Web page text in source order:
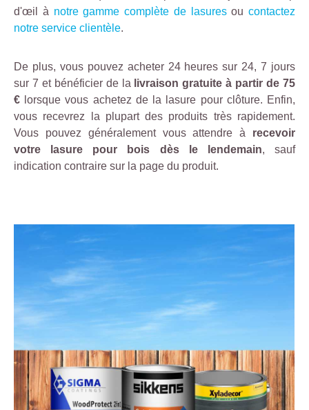
d'œil à notre gamme complète de lasuresou contactez
notre service clientèle.
De plus, vous pouvez acheter 24 heures sur 24, 7 jours
sur 7 et bénéficier de la livraison gratuite à partir de 75
€ lorsque vous achetez de la lasure pour clôture. Enfin,
vous recevrez la plupart des produits très rapidement.
Vous pouvez généralement vous attendre à recevoir
votre lasure pour bois dès le lendemain, sauf
indication contraire sur la page du produit.